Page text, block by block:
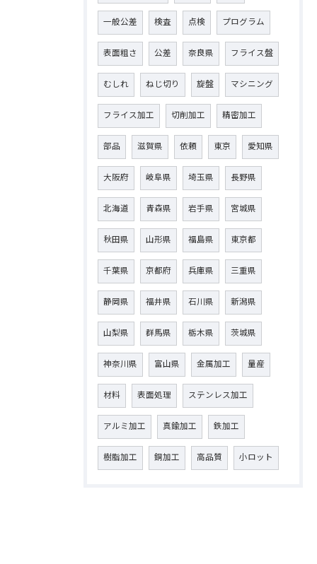
一般公差 検査 点検 プログラム
表面粗さ 公差 奈良県 フライス盤
むしれ ねじ切り 旋盤 マシニング
フライス加工 切削加工 精密加工
部品 滋賀県 依頼 東京 愛知県
大阪府 岐阜県 埼玉県 長野県
北海道 青森県 岩手県 宮城県
秋田県 山形県 福島県 東京都
千葉県 京都府 兵庫県 三重県
静岡県 福井県 石川県 新潟県
山梨県 群馬県 栃木県 茨城県
神奈川県 富山県 金属加工 量産
材料 表面処理 ステンレス加工
アルミ加工 真鍮加工 鉄加工
樹脂加工 銅加工 高品質 小ロット